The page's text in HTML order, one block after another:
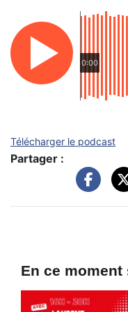
0:00
Télécharger le podcast
Partager :
En ce moment